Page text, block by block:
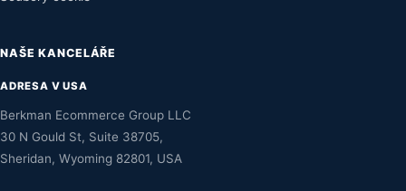
NAŠE KANCELÁŘE
ADRESA V USA
Berkman Ecommerce Group LLC
30 N Gould St, Suite 38705,
Sheridan, Wyoming 82801, USA